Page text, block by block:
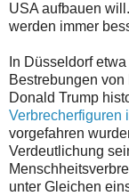
USA aufbauen
werden immer
In Düsseldorf
Bestrebungen
Donald Trump
Verbrecherfiguren
vorgefahren
Verdeutlichung
unter Gleichen